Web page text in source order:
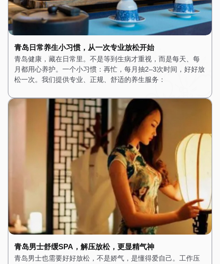
青岛日常养生小习惯，从一次专业放松开始
青岛健康，藏在日常里。不是等到生病才重视，而是每天、每
月都用心养护。一个小习惯：再忙，每月抽2–3次时间，好好放
松一次。我们提供专业、正规、舒适的养生服务：
青岛男士舒缓SPA，解压放松，更显精气神
青岛男士也需要好好放松，不是娇气，是懂得爱自己。工作压